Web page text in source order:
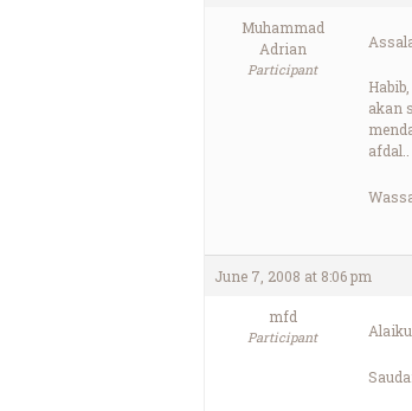
Muhammad
Adrian
Participant
akan
June 7, 2008 at 8:06 pm
mfd
Participant